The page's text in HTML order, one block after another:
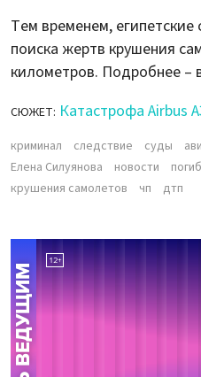
Тем временем,
поиска жертв крушения
километров. Подробнее –
СЮЖЕТ: Катастрофа Airbus
криминал следствие суды
Елена Силуянова
новости
крушения самолетов
чп дтп